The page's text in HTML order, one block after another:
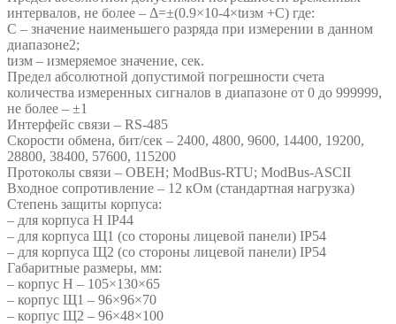
интервалов, не более – Δ=±(0.9×10-4×tизм +C) где:
С – значение наименьшего разряда при измерении в данном
диапазоне2;
tизм – измеряемое значение, сек.
Предел абсолютной допустимой погрешности счета
количества измеренных сигналов в диапазоне от 0 до 999999,
не более – ±1
Интерфейс связи – RS-485
Скорости обмена, бит/сек – 2400, 4800, 9600, 14400, 19200,
28800, 38400, 57600, 115200
Протоколы связи – ОВЕН; ModBus-RTU; ModBus-ASCII
Входное сопротивление – 12 кОм (стандартная нагрузка)
Степень защиты корпуса:
– для корпуса Н IP44
– для корпуса Щ1 (со стороны лицевой панели) IP54
– для корпуса Щ2 (со стороны лицевой панели) IP54
Габаритные размеры, мм:
– корпус Н – 105×130×65
– корпус Щ1 – 96×96×70
– корпус Щ2 – 96×48×100